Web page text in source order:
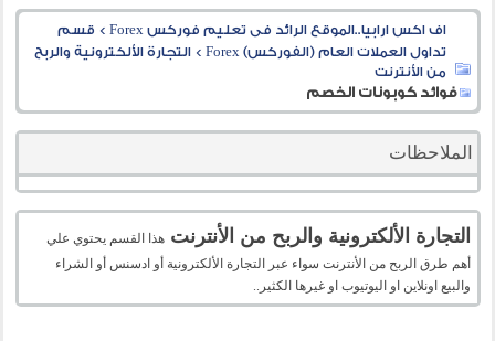
اف اكس ارابيا..الموقع الرائد فى تعليم فوركس Forex > قسم
تداول العملات العام (الفوركس) Forex
>التجارة الألكترونية والربح
من الأنترنت
فوائد كوبونات الخصم
الملاحظات
التجارة الألكترونية والربح من الأنترنت هذا القسم يحتوي علي
أهم طرق الربح من الأنترنت سواء عبر التجارة الألكترونية أو ادسنس أو الشراء
والبيع اونلاين او اليوتيوب او غيرها الكثير..